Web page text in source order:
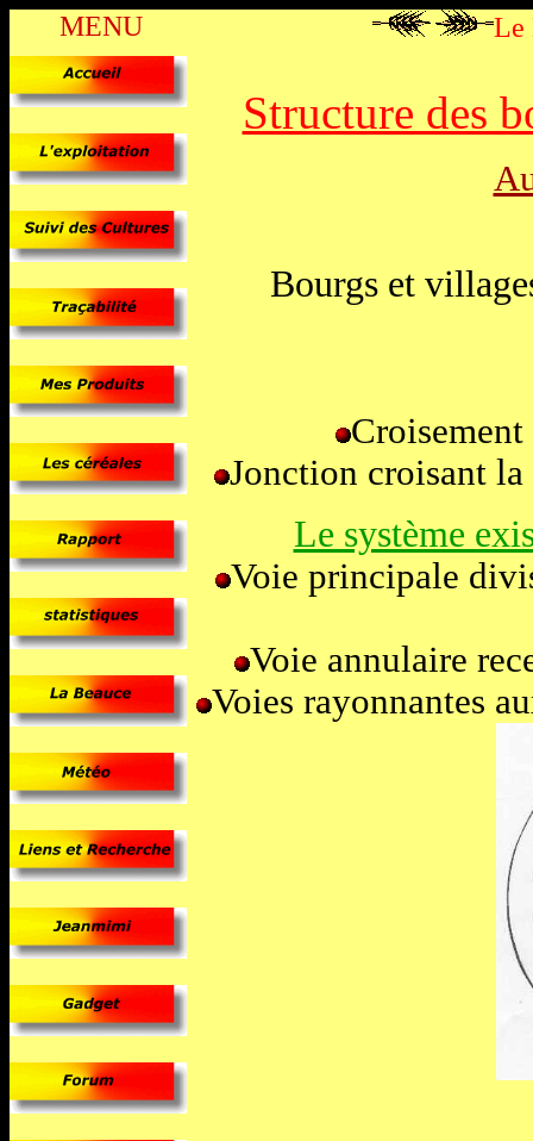
MENU Le
Structure des
Bourgs et
Jonction croisant
Le système
Voie principale
Voie annulaire
Voies rayonnantes